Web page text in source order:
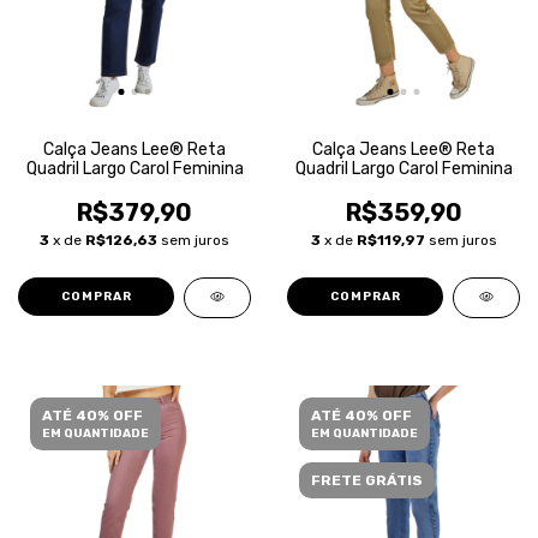
Calça Jeans Lee® Reta
Quadril Largo Carol Feminina
R$379,90
3 x de R$126,63 sem juros
COMPRAR
Calça Jeans Lee® Reta
Quadril Largo Carol Feminina
R$359,90
3 x de R$119,97 sem juros
COMPRAR
ATÉ 40% OFF
EM QUANTIDADE
ATÉ 40% OFF
EM QUANTIDADE
FRETE GRÁTIS